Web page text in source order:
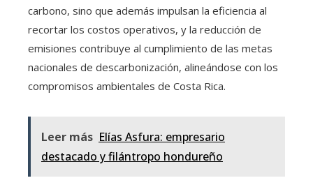
carbono, sino que además impulsan la eficiencia al
recortar los costos operativos, y la reducción de
emisiones contribuye al cumplimiento de las metas
nacionales de descarbonización, alineándose con los
compromisos ambientales de Costa Rica.
Leer más Elías Asfura: empresario
destacado y filántropo hondureño